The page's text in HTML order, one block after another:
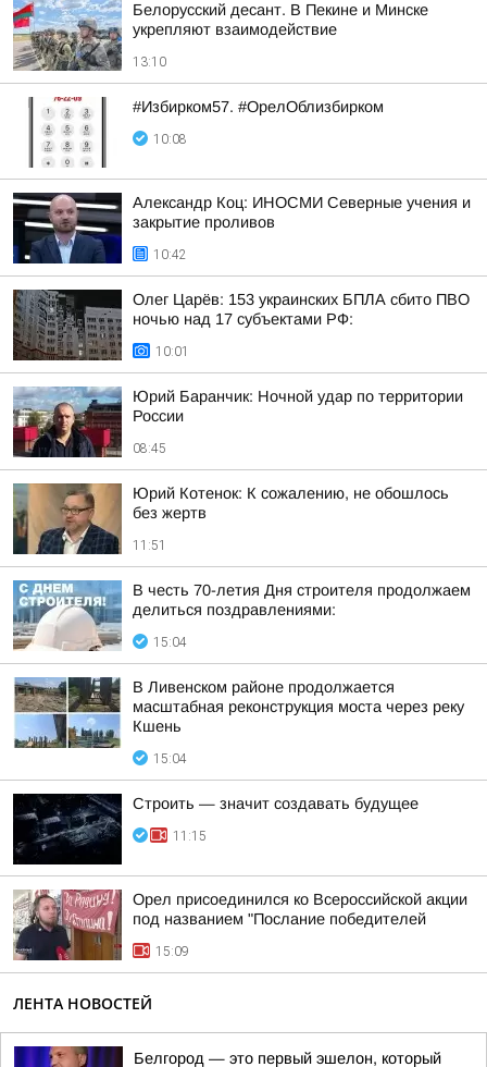
Белорусский десант. В Пекине и Минске
укрепляют взаимодействие
13:10
#Избирком57. #ОрелОблизбирком
10:08
Александр Коц: ИНОСМИ Северные учения и
закрытие проливов
10:42
Олег Царёв: 153 украинских БПЛА сбито ПВО
ночью над 17 субъектами РФ:
10:01
Юрий Баранчик: Ночной удар по территории
России
08:45
Юрий Котенок: К сожалению, не обошлось
без жертв
11:51
В честь 70-летия Дня строителя продолжаем
делиться поздравлениями:
15:04
В Ливенском районе продолжается
масштабная реконструкция моста через реку
Кшень
15:04
Строить — значит создавать будущее
11:15
Орел присоединился ко Всероссийской акции
под названием "Послание победителей
15:09
ЛЕНТА НОВОСТЕЙ
Белгород — это первый эшелон, который